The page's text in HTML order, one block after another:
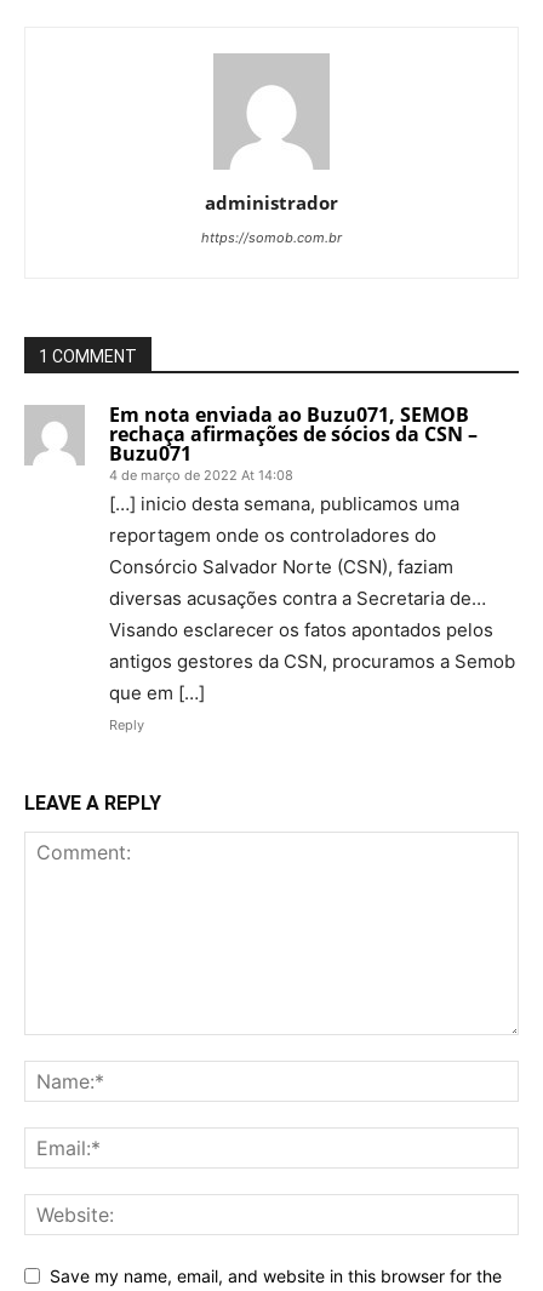
administrador
https://somob.com.br
1 COMMENT
Em nota enviada ao Buzu071, SEMOB
rechaça afirmações de sócios da CSN –
Buzu071
4 de março de 2022 At 14:08
[…] inicio desta semana, publicamos uma
reportagem onde os controladores do
Consórcio Salvador Norte (CSN), faziam
diversas acusações contra a Secretaria de…
Visando esclarecer os fatos apontados pelos
antigos gestores da CSN, procuramos a Semob
que em […]
Reply
LEAVE A REPLY
Save my name, email, and website in this browser for the